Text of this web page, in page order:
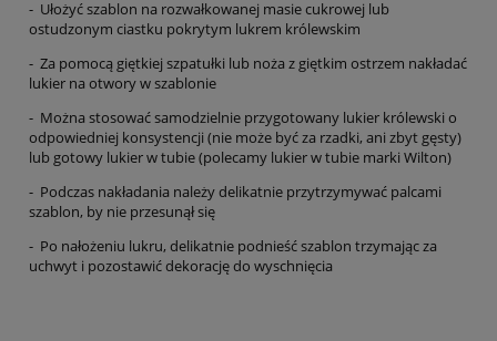
- Ułożyć szablon na rozwałkowanej masie cukrowej lub
ostudzonym ciastku pokrytym lukrem królewskim
- Za pomocą giętkiej szpatułki lub noża z giętkim ostrzem nakładać
lukier na otwory w szablonie
- Można stosować samodzielnie przygotowany lukier królewski o
odpowiedniej konsystencji (nie może być za rzadki, ani zbyt gęsty)
lub gotowy lukier w tubie (polecamy lukier w tubie marki Wilton)
- Podczas nakładania należy delikatnie przytrzymywać palcami
szablon, by nie przesunął się
- Po nałożeniu lukru, delikatnie podnieść szablon trzymając za
uchwyt i pozostawić dekorację do wyschnięcia